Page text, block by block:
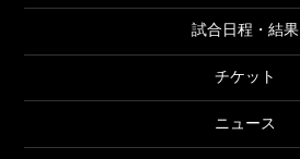
試合日程・結果
チケット
ニュース